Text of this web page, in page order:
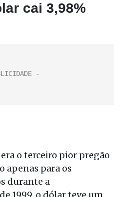
cai 3,98%
o terceiro pior pregão
apenas para os
durante a